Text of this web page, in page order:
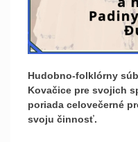
Hudobno-folklórny
Kovačice pre svojich
poriada celovečerné
svoju činnosť.